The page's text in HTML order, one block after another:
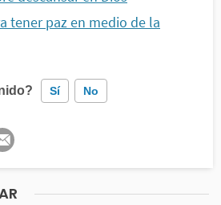
tener paz en medio de la
Sí No
información incorrecta